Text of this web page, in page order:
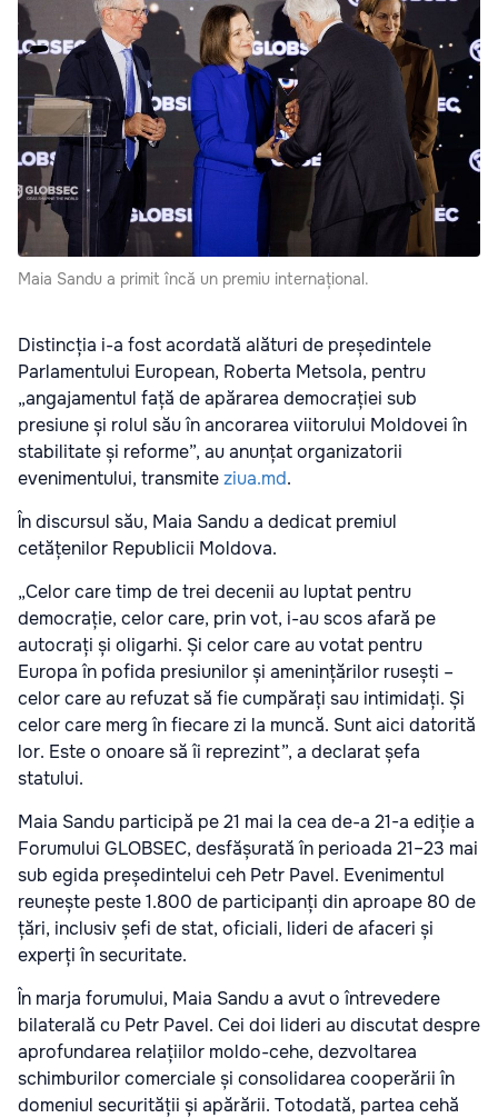
Maia Sandu a primit încă un premiu internațional.
Distincția i-a fost acordată alături de președintele
Parlamentului European, Roberta Metsola, pentru
„angajamentul față de apărarea democrației sub
presiune și rolul său în ancorarea viitorului Moldovei în
stabilitate și reforme”, au anunțat organizatorii
evenimentului, transmiteziua.md.
În discursul său, Maia Sandu a dedicat premiul
cetățenilor Republicii Moldova.
„Celor care timp de trei decenii au luptat pentru
democrație, celor care, prin vot, i-au scos afară pe
autocrați și oligarhi. Și celor care au votat pentru
Europa în pofida presiunilor și amenințărilor rusești –
celor care au refuzat să fie cumpărați sau intimidați. Și
celor care merg în fiecare zi la muncă. Sunt aici datorită
lor. Este o onoare să îi reprezint”, a declarat șefa
statului.
Maia Sandu participă pe 21 mai la cea de-a 21-a ediție a
Forumului GLOBSEC, desfășurată în perioada 21–23 mai
sub egida președintelui ceh Petr Pavel. Evenimentul
reunește peste 1.800 de participanți din aproape 80 de
țări, inclusiv șefi de stat, oficiali, lideri de afaceri și
experți în securitate.
În marja forumului, Maia Sandu a avut o întrevedere
bilaterală cu Petr Pavel. Cei doi lideri au discutat despre
aprofundarea relațiilor moldo-cehe, dezvoltarea
schimburilor comerciale și consolidarea cooperării în
domeniul securității și apărării. Totodată, partea cehă